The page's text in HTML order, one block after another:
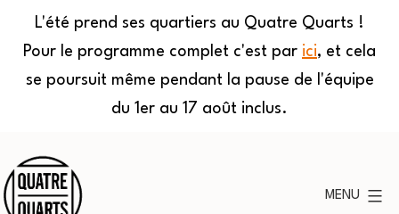
L'été prend ses quartiers au Quatre Quarts !
Pour le programme complet c'est par ici, et cela
se poursuit même pendant la pause de l'équipe
du 1er au 17 août inclus.
au
contenu
MENU